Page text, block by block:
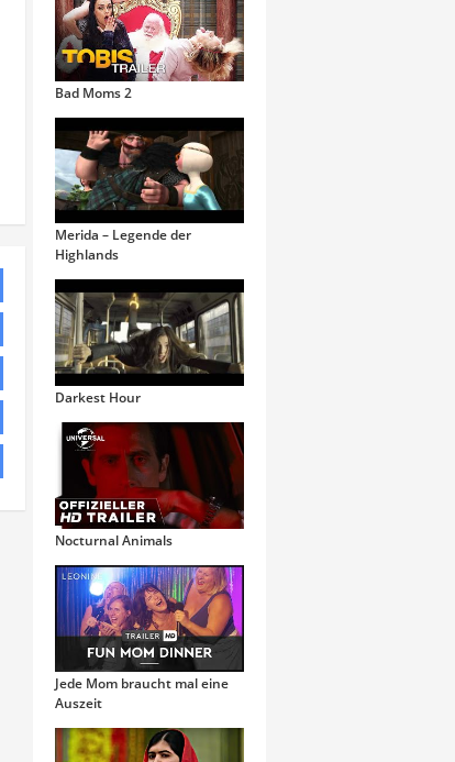
Bad Moms 2
Merida – Legende der
Highlands
Darkest Hour
Nocturnal Animals
Jede Mom braucht mal eine
Auszeit